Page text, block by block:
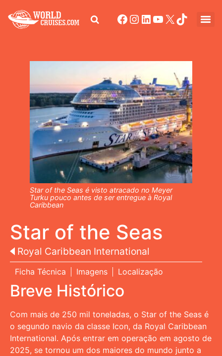
Star of the Seas
Royal Caribbean International
Ficha Técnica Imagens Localização
Breve Histórico
Com mais de 250 mil toneladas, o Star of the Seas é
o segundo navio da classe Icon, da Royal Caribbean
International. Após entrar em operação em agosto de
2025, se tornou um dos maiores do mundo junto a
Star of the Seas é visto atracado no Meyer
Turku pouco antes de ser entregue à Royal
Caribbean